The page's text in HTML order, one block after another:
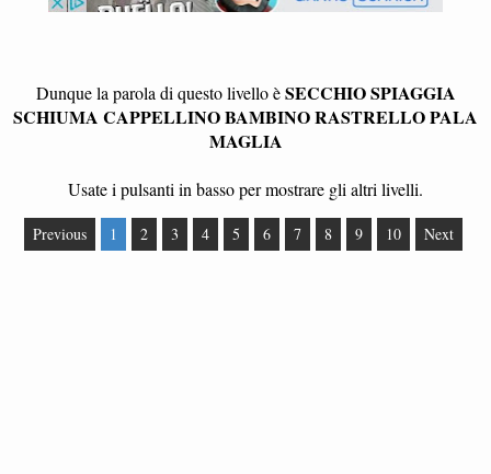
Dunque la parola di questo livello èSECCHIO SPIAGGIA
SCHIUMA CAPPELLINO BAMBINO RASTRELLO PALA
MAGLIA
Usate i pulsanti in basso per mostrare gli altri livelli.
Previous 1 2 3 4 5 6 7 8 9 10 Next